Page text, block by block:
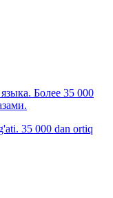
Более 35 000
35 000 dan ortiq